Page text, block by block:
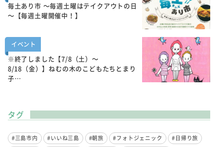
毎土あり市 ～毎週土曜はテイクアウトの日
～【毎週土曜開催中！】
イベント
※終了しました【7/8（土）～
8/18（金）】ねむの木のこどもたちとまり
子…
タグ
#三島市内 #いいね三島 #朝旅 #フォトジェニック
#日帰り旅